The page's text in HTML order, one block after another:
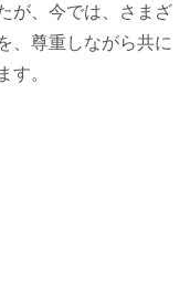
が、今では、さまざ
、尊重しながら共に
す。